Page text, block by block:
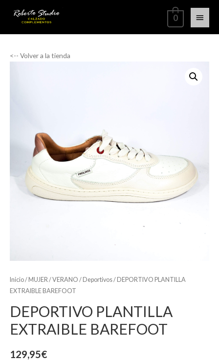
0
<-- Volver a la tienda
Inicio/ MUJER /VERANO / Deportivos/ DEPORTIVO PLANTILLA
EXTRAIBLE BAREFOOT
DEPORTIVO PLANTILLA
EXTRAIBLE BAREFOOT
129,95€